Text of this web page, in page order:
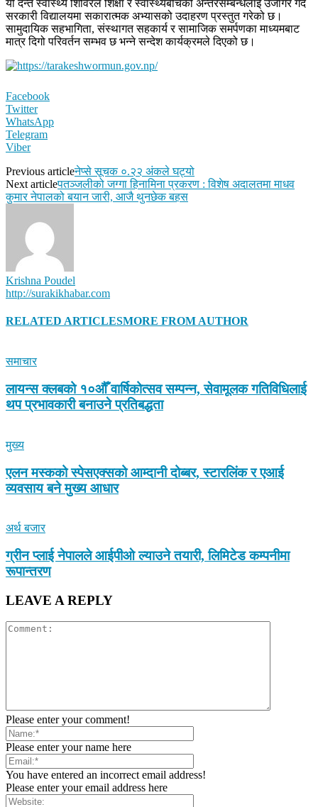
यो दन्त स्वास्थ्य शिविरले शिक्षा र स्वास्थ्यबीचको अन्तरसम्बन्धलाई उजागर गर्दै
सरकारी विद्यालयमा सकारात्मक अभ्यासको उदाहरण प्रस्तुत गरेको छ।
सामुदायिक सहभागिता, संस्थागत सहकार्य र सामाजिक समर्पणका माध्यमबाट
मात्र दिगो परिवर्तन सम्भव छ भन्ने सन्देश कार्यक्रमले दिएको छ।
Facebook
Twitter
WhatsApp
Telegram
Viber
Previous articleनेप्से सूचक ०.२२ अंकले घट्यो
Next articleपतञ्जलीको जग्गा हिनामिना प्रकरण : विशेष अदालतमा माधव
कुमार नेपालको बयान जारी, आजै थुनछेक बहस
Krishna Poudel
http://surakikhabar.com
RELATED ARTICLESMORE FROM AUTHOR
समाचार
लायन्स क्लबको १०औँ वार्षिकोत्सव सम्पन्न, सेवामूलक गतिविधिलाई
थप प्रभावकारी बनाउने प्रतिबद्धता
मुख्य
एलन मस्कको स्पेसएक्सको आम्दानी दोब्बर, स्टारलिंक र एआई
व्यवसाय बने मुख्य आधार
अर्थ बजार
ग्रीन प्लाई नेपालले आईपीओ ल्याउने तयारी, लिमिटेड कम्पनीमा
रूपान्तरण
LEAVE A REPLY
Please enter your comment!
Please enter your name here
You have entered an incorrect email address!
Please enter your email address here